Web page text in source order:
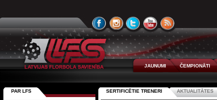
JAUNUMI ČEMPIONĀTI
SERTIFICĒTIE TRENERI AKTUALITĀTES
PAR LFS